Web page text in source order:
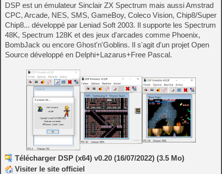
DSP est un émulateur Sinclair ZX Spectrum mais aussi Amstrad
CPC, Arcade, NES, SMS, GameBoy, Coleco Vision, Chip8/Super
Chip8... développé par Leniad Soft 2003. Il supporte les Spectrum
48K, Spectrum 128K et des jeux d'arcades comme Phoenix,
BombJack ou encore Ghost'n'Goblins. Il s'agit d'un projet Open
Source développé en Delphi+Lazarus+Free Pascal.
Télécharger DSP (x64) v0.20 (16/07/2022) (3.5 Mo)
Visiter le site officiel